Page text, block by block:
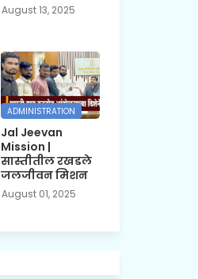
August 13, 2025
ADMINISTRATION
Jal Jeevan
Mission |
सास्तीतील रखडले
जलजीवन मिशन
August 01, 2025